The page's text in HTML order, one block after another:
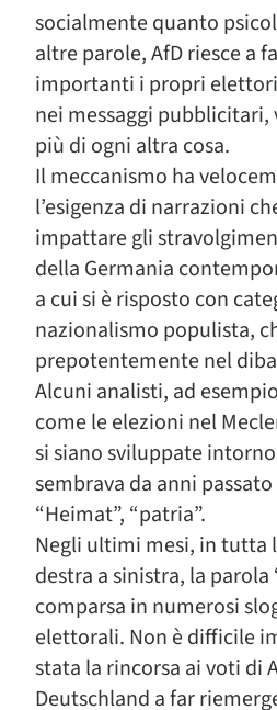
socialmente quanto
altre parole, AfD riesce a
importanti i propri
nei messaggi
più di ogni altra cosa.
Il meccanismo ha
l’esigenza di narrazioni
impattare gli
della Germania
a cui si è risposto con
nazionalismo populista,
prepotentemente nel
Alcuni analisti, ad
come le elezioni nel
si siano sviluppate
sembrava da anni
“Heimat”, “patria”.
Negli ultimi mesi, in tutta
destra a sinistra, la parola
comparsa in numerosi
elettorali. Non è difficile
stata la rincorsa ai voti di
Deutschland a far